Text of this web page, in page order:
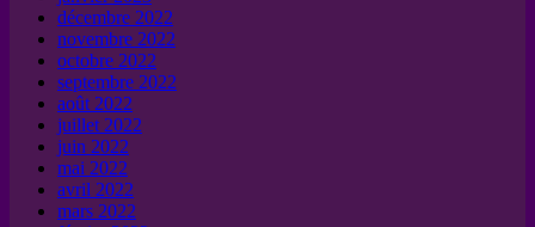
décembre 2022
novembre 2022
octobre 2022
septembre 2022
août 2022
juillet 2022
juin 2022
mai 2022
avril 2022
mars 2022